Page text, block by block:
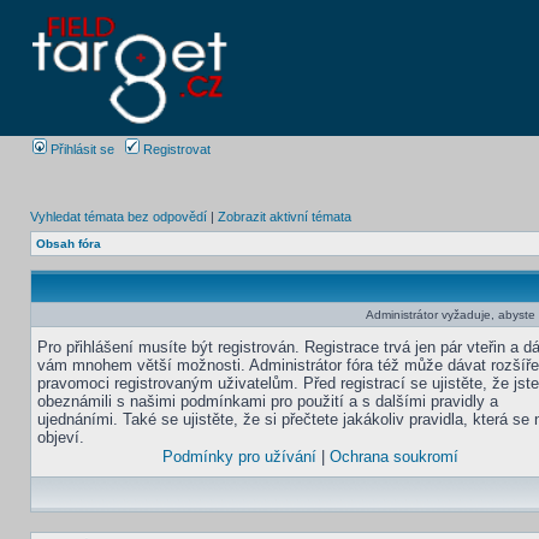
Přihlásit se Registrovat
Vyhledat témata bez odpovědí | Zobrazit aktivní témata
Obsah fóra
Administrátor vyžaduje,
Pro přihlášení musíte být registrován. Registrace trvá jen pár vteřin a
vám mnohem větší možnosti. Administrátor fóra též může dávat
pravomoci registrovaným uživatelům. Před registrací se ujistěte, že
obeznámili s našimi podmínkami pro použití a s dalšími pravidly a
ujednáními. Také se ujistěte, že si přečtete jakákoliv pravidla, která se
objeví.
Podmínky pro užívání| Ochrana soukromí